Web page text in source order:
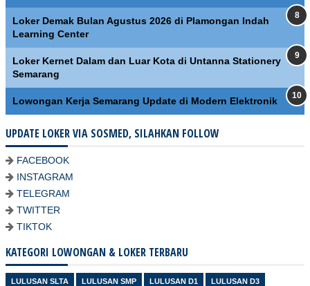
Loker Demak Bulan Agustus 2026 di Plamongan Indah
Learning Center
Loker Kernet Dalam dan Luar Kota di Untanna Stationery
Semarang
Lowongan Kerja Semarang Update di Modern Elektronik
UPDATE LOKER VIA SOSMED, SILAHKAN FOLLOW
FACEBOOK
INSTAGRAM
TELEGRAM
TWITTER
TIKTOK
KATEGORI LOWONGAN & LOKER TERBARU
LULUSAN SLTA LULUSAN SMP LULUSAN D1 LULUSAN D3